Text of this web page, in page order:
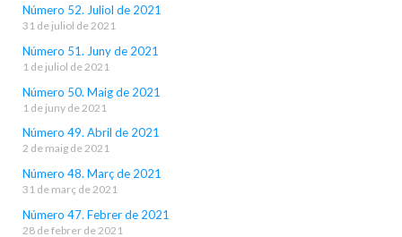
Número 52. Juliol de 2021
31 de juliol de 2021
Número 51. Juny de 2021
1 de juliol de 2021
Número 50. Maig de 2021
1 de juny de 2021
Número 49. Abril de 2021
2 de maig de 2021
Número 48. Març de 2021
31 de març de 2021
Número 47. Febrer de 2021
28 de febrer de 2021